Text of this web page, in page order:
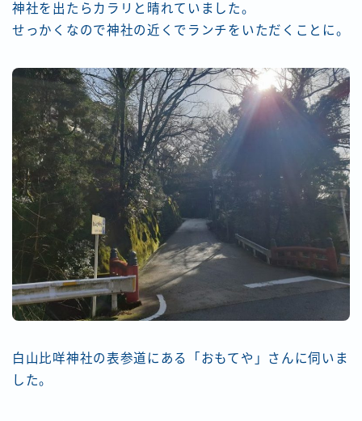
神社を出たらカラリと晴れていました。
せっかくなので神社の近くでランチをいただくことに。
白山比咩神社の表参道にある「おもてや」さんに伺いま
した。